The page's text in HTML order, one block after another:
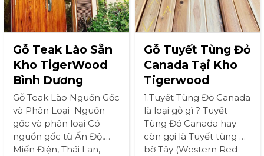
Gỗ Teak Lào Sẵn
Kho TigerWood
Bình Dương
Gỗ Teak Lào Nguồn Gốc
và Phân Loại Nguồn
gốc và phân loại Có
nguồn gốc từ Ấn Độ,
Miến Điện, Thái Lan,
Gỗ Tuyết Tùng Đỏ
Canada Tại Kho
Tigerwood
1.Tuyết Tùng Đỏ Canada
là loại gỗ gì ? Tuyết
Tùng Đỏ Canada hay
còn gọi là Tuyết tùng đỏ
bờ Tây (Western Red